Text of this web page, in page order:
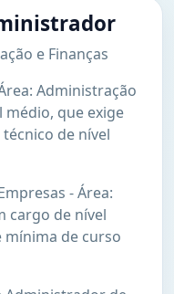
e Finanças
Administração
médio, que exige
de nível
- Área:
cargo de nível
mínima de curso